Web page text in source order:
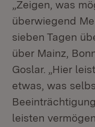
„Zeigen, was
überwiegend
sieben Tagen
über Mainz,
Goslar. „Hier
etwas, was
leisten